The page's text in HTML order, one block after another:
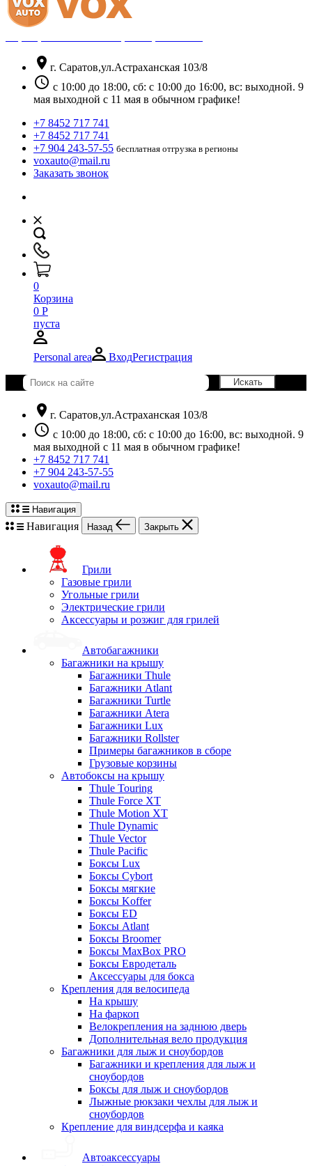
location_on г. Саратов,ул.Астраханская 103/8
schedule с 10:00 до 18:00, сб: с 10:00 до 16:00, вс: выходной. 9
мая выходной с 11 мая в обычном графике!
+7 8452 717 741
+7 8452 717 741
+7 904 243-57-55 бесплатная отгрузка в регионы
voxauto@mail.ru
Заказать звонок
0
Корзина
0 Р
пуста
Personal area ВходРегистрация
location_on г. Саратов,ул.Астраханская 103/8
schedule с 10:00 до 18:00, сб: с 10:00 до 16:00, вс: выходной. 9
мая выходной с 11 мая в обычном графике!
+7 8452 717 741
+7 904 243-57-55
voxauto@mail.ru
Навигация
Навигация Назад Закрыть
Грили
Газовые грили
Угольные грили
Электрические грили
Аксессуары и розжиг для грилей
Автобагажники
Багажники на крышу
Багажники Thule
Багажники Atlant
Багажники Turtle
Багажники Atera
Багажники Lux
Багажники Rollster
Примеры багажников в сборе
Грузовые корзины
Автобоксы на крышу
Thule Touring
Thule Force XT
Thule Motion XT
Thule Dynamic
Thule Vector
Thule Pacific
Боксы Lux
Боксы Cybort
Боксы мягкие
Боксы Koffer
Боксы ED
Боксы Atlant
Боксы Broomer
Боксы MaxBox PRO
Боксы Евродеталь
Аксессуары для бокса
Крепления для велосипеда
На крышу
На фаркоп
Велокрепления на заднюю дверь
Дополнительная вело продукция
Багажники для лыж и сноубордов
Багажники и крепления для лыж и
сноубордов
Боксы для лыж и сноубордов
Лыжные рюкзаки чехлы для лыж и
сноубордов
Крепление для виндсерфа и каяка
Автоаксессуары